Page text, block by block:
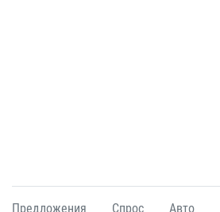
Предложения Спрос Авто